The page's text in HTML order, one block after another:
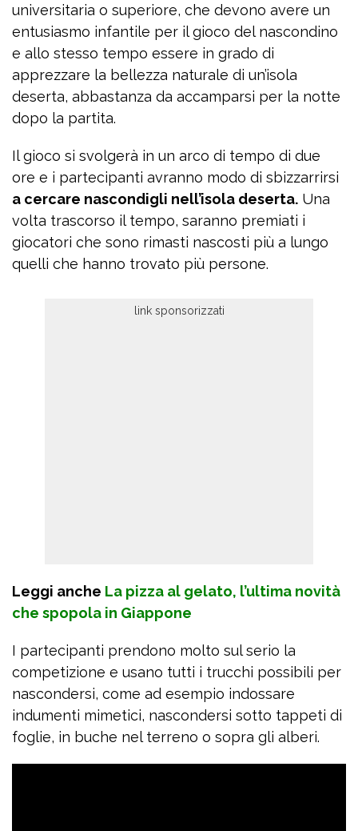
universitaria o superiore, che devono avere un
entusiasmo infantile per il gioco del nascondino
e allo stesso tempo essere in grado di
apprezzare la bellezza naturale di un’isola
deserta, abbastanza da accamparsi per la notte
dopo la partita.
Il gioco si svolgerà in un arco di tempo di due
ore e i partecipanti avranno modo di sbizzarrirsi
a cercare nascondigli nell’isola deserta. Una
volta trascorso il tempo, saranno premiati i
giocatori che sono rimasti nascosti più a lungo
quelli che hanno trovato più persone.
Leggi anche La pizza al gelato, l’ultima novità
che spopola in Giappone
I partecipanti prendono molto sul serio la
competizione e usano tutti i trucchi possibili per
nascondersi, come ad esempio indossare
indumenti mimetici, nascondersi sotto tappeti di
foglie, in buche nel terreno o sopra gli alberi.